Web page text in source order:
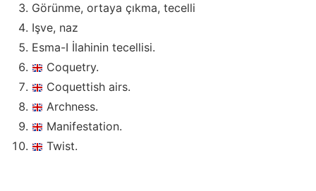
Görünme, ortaya çıkma, tecelli
Işve, naz
Esma-I İlahinin tecellisi.
Coquetry.
Coquettish airs.
Archness.
Manifestation.
Twist.